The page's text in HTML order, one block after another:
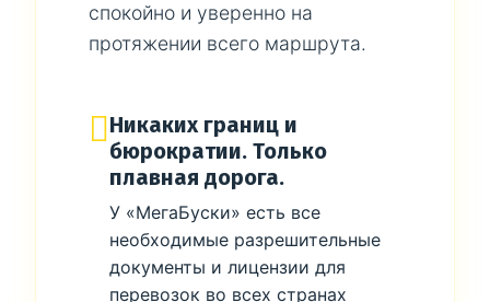
спокойно и уверенно на
протяжении всего маршрута.
Никаких границ и
бюрократии. Только
плавная дорога.
У «МегаБуски» есть все
необходимые разрешительные
документы и лицензии для
перевозок во всех странах